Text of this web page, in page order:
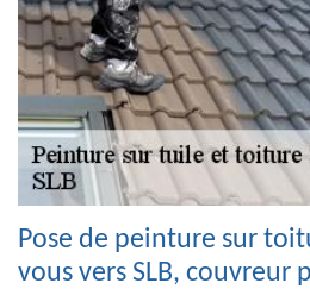
Pose de peinture sur
vous vers SLB, couvreur